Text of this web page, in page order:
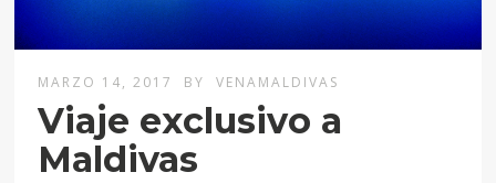
MARZO 14, 2017 BY VENAMALDIVAS
Viaje exclusivo a
Maldivas